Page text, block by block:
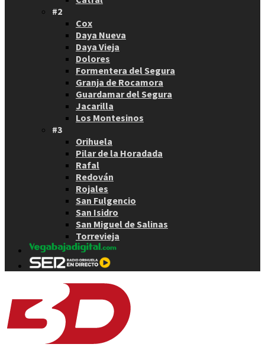
#2
Cox
Daya Nueva
Daya Vieja
Dolores
Formentera del Segura
Granja de Rocamora
Guardamar del Segura
Jacarilla
Los Montesinos
#3
Orihuela
Pilar de la Horadada
Rafal
Redován
Rojales
San Fulgencio
San Isidro
San Miguel de Salinas
Torrevieja